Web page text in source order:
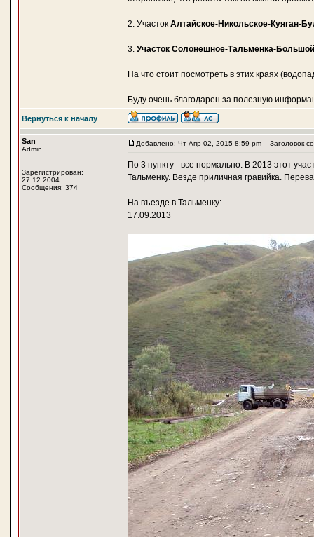
2. Участок Алтайское-Никольское-Куяган-
3. Участок Солонешное-Тальменка-
На что стоит посмотреть в этих краях
Буду очень благодарен за полезную
Вернуться к началу
San
Admin
Зарегистрирован:
27.12.2004
Сообщения: 374
Добавлено: Чт Апр 02, 2015 8:59 pm Заголовок
По 3 пункту - все нормально. В 2013 этот
Тальменку. Везде приличная гравийка.
На въезде в Тальменку:
17.09.2013